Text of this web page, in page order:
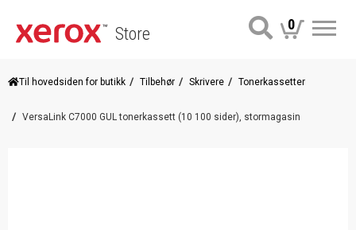
Store 0
Til hovedsiden for butikk Tilbehør Skrivere Tonerkassetter
VersaLink C7000 GUL tonerkassett (10 100 sider), stormagasin